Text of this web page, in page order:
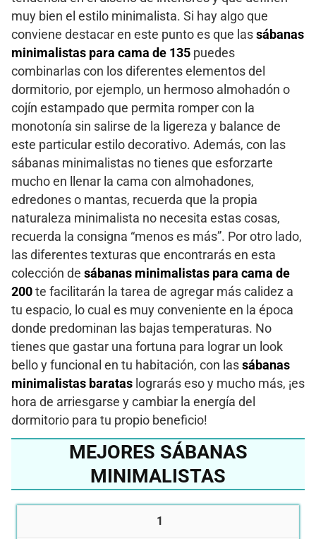
muy bien el estilo minimalista. Si hay algo que
conviene destacar en este punto es que las sábanas
minimalistas para cama de 135 puedes
combinarlas con los diferentes elementos del
dormitorio, por ejemplo, un hermoso almohadón o
cojín estampado que permita romper con la
monotonía sin salirse de la ligereza y balance de
este particular estilo decorativo. Además, con las
sábanas minimalistas no tienes que esforzarte
mucho en llenar la cama con almohadones,
edredones o mantas, recuerda que la propia
naturaleza minimalista no necesita estas cosas,
recuerda la consigna “menos es más”. Por otro lado,
las diferentes texturas que encontrarás en esta
colección de sábanas minimalistas para cama de
200 te facilitarán la tarea de agregar más calidez a
tu espacio, lo cual es muy conveniente en la época
donde predominan las bajas temperaturas. No
tienes que gastar una fortuna para lograr un look
bello y funcional en tu habitación, con las sábanas
minimalistas baratas lograrás eso y mucho más, ¡es
hora de arriesgarse y cambiar la energía del
dormitorio para tu propio beneficio!
MEJORES SÁBANAS
MINIMALISTAS
1